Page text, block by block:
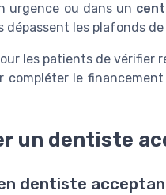
urgence ou dans un
les plafonds de
les patients de vérifier
compléter le
un dentiste
dentiste